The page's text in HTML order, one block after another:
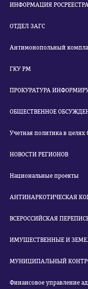
ИНФОРМАЦИЯ
ОТДЕЛ ЗАГС
Антимонопольный
ГКУ РМ
ПРОКУРАТУРА
ОБЩЕСТВЕННОЕ
Учетная политика в целях
НОВОСТИ РЕГИОНОВ
Национальные проекты
АНТИНАРКОТИЧЕСКАЯ
ВСЕРОССИЙСКАЯ
ИМУЩЕСТВЕННЫЕ И
МУНИЦИПАЛЬНЫЙ
Финансовое управление